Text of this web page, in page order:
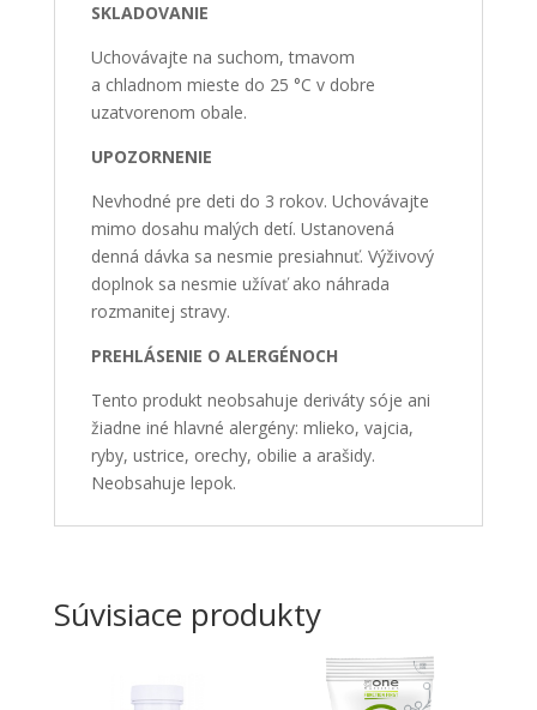
SKLADOVANIE
Uchovávajte na suchom, tmavom
a chladnom mieste do 25 °C v dobre
uzatvorenom obale.
UPOZORNENIE
Nevhodné pre deti do 3 rokov. Uchovávajte
mimo dosahu malých detí. Ustanovená
denná dávka sa nesmie presiahnuť. Výživový
doplnok sa nesmie užívať ako náhrada
rozmanitej stravy.
PREHLÁSENIE O ALERGÉNOCH
Tento produkt neobsahuje deriváty sóje ani
žiadne iné hlavné alergény: mlieko, vajcia,
ryby, ustrice, orechy, obilie a arašidy.
Neobsahuje lepok.
Súvisiace produkty